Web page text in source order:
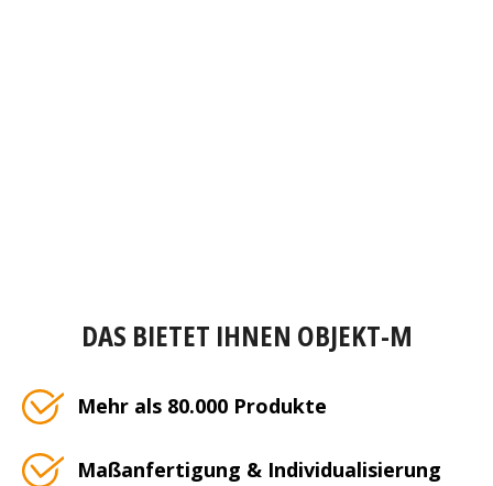
DAS BIETET IHNEN OBJEKT-M
Mehr als 80.000 Produkte
Maßanfertigung & Individualisierung